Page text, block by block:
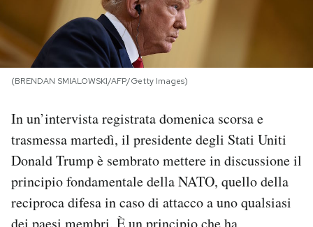
I MIEI PREFERITI
CALENDARIO
AREA PERSONALE
Area Personale
(BRENDAN SMIALOWSKI/AFP/Getty Images)
In un’intervista registrata domenica scorsa e
trasmessa martedì, il presidente degli Stati Uniti
Donald Trump è sembrato mettere in discussione il
principio fondamentale della NATO, quello della
reciproca difesa in caso di attacco a uno qualsiasi